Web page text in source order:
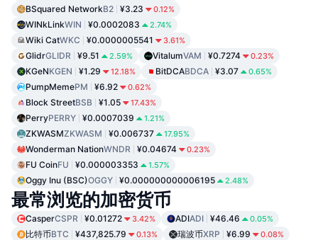
BSquared NetworkB2 ¥3.23 0.12%
WINkLinkWIN ¥0.0002083 2.74%
Wiki CatWKC ¥0.0000005541 3.61%
GlidrGLIDR ¥9.51 2.59% VitalumVAM ¥0.7274 0.23%
KGeNKGEN ¥1.29 12.18% BitDCABDCA ¥3.07 0.65%
PumpMemePM ¥6.92 0.62%
Block StreetBSB ¥1.05 17.43%
PerryPERRY ¥0.0007039 1.21%
ZKWASMZKWASM ¥0.006737 17.95%
Wonderman NationWNDR ¥0.04674 0.23%
FU CoinFU ¥0.000003353 1.57%
Oggy Inu (BSC)OGGY ¥0.000000000006195 2.48%
最常浏览的加密货币
CasperCSPR ¥0.01272 3.42% ADIADI ¥46.46 0.05%
比特币BTC ¥437,825.79 0.13% 瑞波币XRP ¥6.99 0.08%